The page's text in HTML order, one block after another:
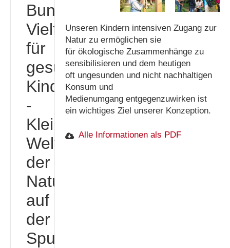
Bunte
Vielfalt
für
gesunde
Kinder
-
Kleine
Weltentdecker,
der
Natur
auf
der
Spur
Unseren Kindern intensiven Zugang zur
Natur zu ermöglichen sie
für ökologische Zusammenhänge zu
sensibilisieren und dem heutigen
oft ungesunden und nicht nachhaltigen
Konsum und
Medienumgang entgegenzuwirken ist
ein wichtiges Ziel unserer Konzeption.
Alle Informationen als PDF